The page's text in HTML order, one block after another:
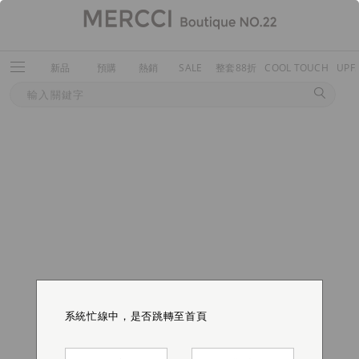
新品 預購 熱銷 SALE 整套88折 COOL TOUCH
系統忙線中，是否跳轉至首頁
系統忙線中，是否跳轉至首頁
系統忙線中，是否跳轉至首頁
系統忙線中，是否跳轉至首頁
系統忙線中，是否跳轉至首頁